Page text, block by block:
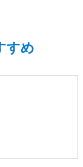
すめ